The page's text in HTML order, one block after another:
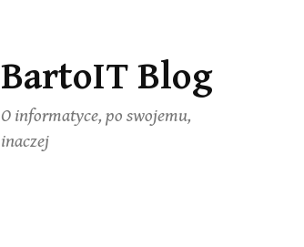
Skip
to
content
BartoIT Blog
O informatyce, po swojemu,
inaczej